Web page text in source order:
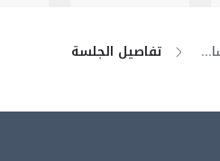
الحكومة في جلسات المجلس تفاصيل الجلسة